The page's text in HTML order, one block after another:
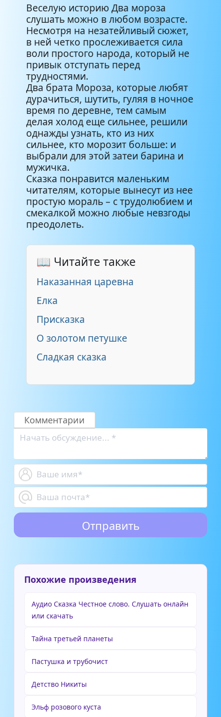
Веселую историю Два мороза
слушать можно в любом возрасте.
Несмотря на незатейливый сюжет,
в ней четко прослеживается сила
воли простого народа, который не
привык отступать перед
трудностями.
Два брата Мороза, которые любят
дурачиться, шутить, гуляя в ночное
время по деревне, тем самым
делая холод еще сильнее, решили
однажды узнать, кто из них
сильнее, кто морозит больше: и
выбрали для этой затеи барина и
мужичка.
Сказка понравится маленьким
читателям, которые вынесут из нее
простую мораль – с трудолюбием и
смекалкой можно любые невзгоды
преодолеть.
📖 Читайте также
Наказанная царевна
Елка
Присказка
О золотом петушке
Сладкая сказка
Комментарии
Похожие произведения
Аудио Сказка Честное слово. Слушать онлайн
или скачать
Тайна третьей планеты
Пастушка и трубочист
Детство Никиты
Эльф розового куста